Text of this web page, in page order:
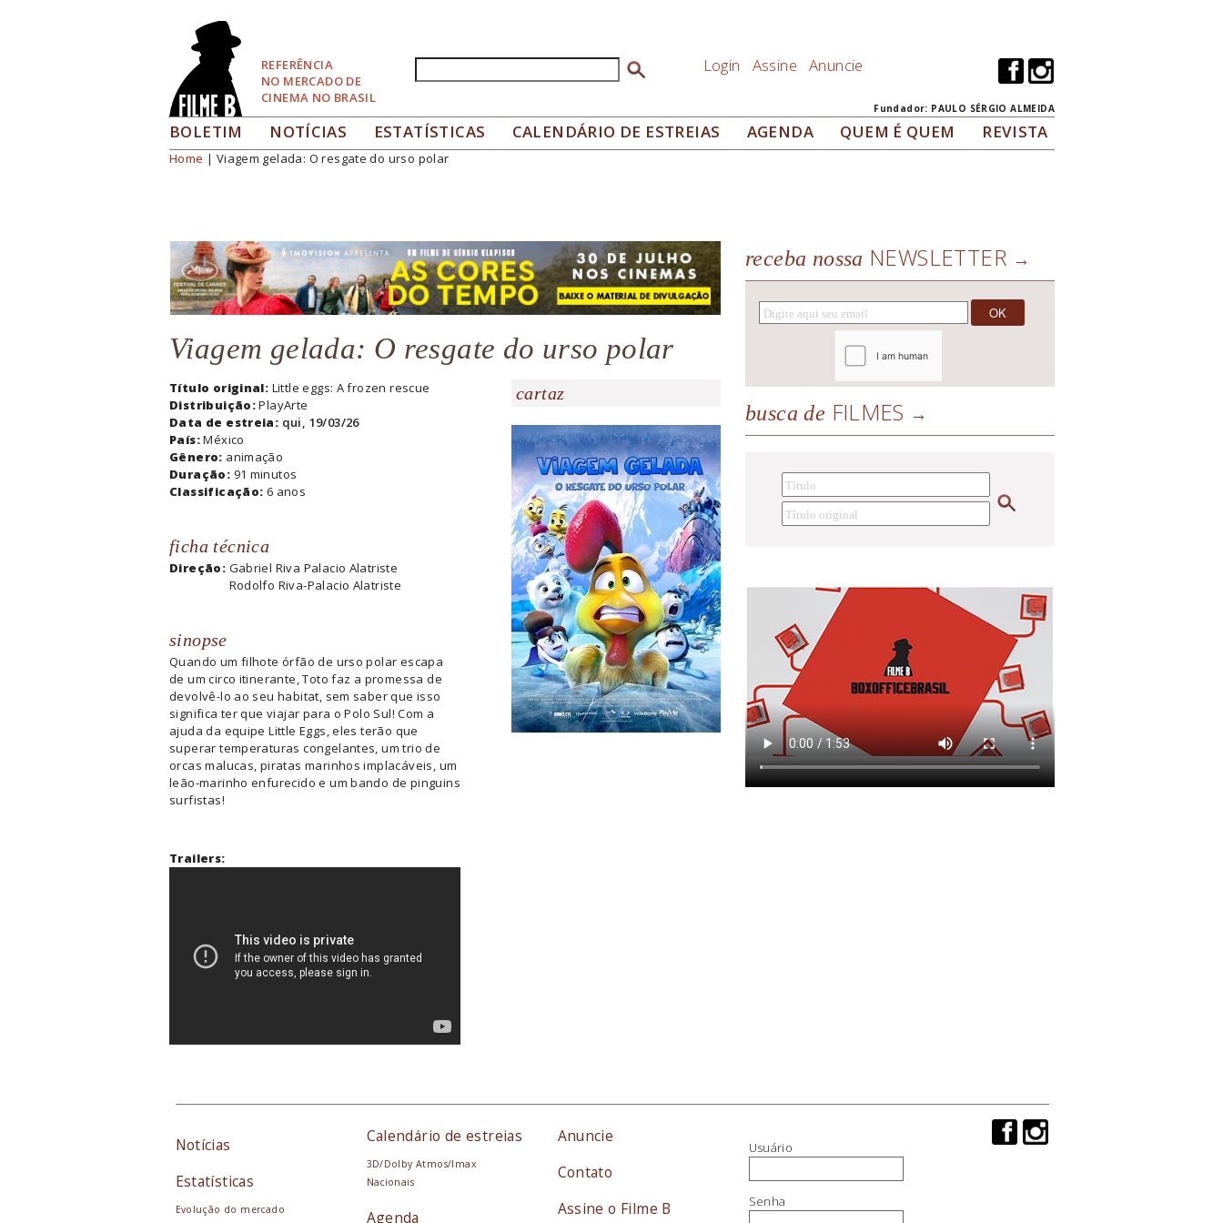
REFERÊNCIA
NO MERCADO DE
CINEMA NO BRASIL
Formulário de busca Login Assine Anuncie
Fundador: PAULO SÉRGIO ALMEIDA
BOLETIM NOTÍCIAS ESTATÍSTICAS CALENDÁRIO DE ESTREIAS AGENDA QUEM É QUEM REVISTA
Você está aqui
Home | Viagem gelada: O resgate do urso polar
Viagem gelada: O resgate do urso polar
Título original: Little eggs: A frozen rescue
Distribuição:PlayArte
Data de estreia: qui, 19/03/26
País:México
Gênero: animação
Duração: 91 minutos
Classificação: 6 anos
ficha técnica
Direção: Gabriel Riva Palacio Alatriste
Rodolfo Riva-Palacio Alatriste
sinopse
Quando um filhote órfão de urso polar escapa
de um circo itinerante, Toto faz a promessa de
devolvê-lo ao seu habitat, sem saber que isso
significa ter que viajar para o Polo Sul! Com a
ajuda da equipe Little Eggs, eles terão que
superar temperaturas congelantes, um trio de
orcas malucas, piratas marinhos implacáveis, um
leão-marinho enfurecido e um bando de pinguins
surfistas!
Trailers:
cartaz
receba nossa NEWSLETTER
busca de FILMES
Notícias
Estatísticas
Evolução do mercado
Calendário de estreias
3D/Dolby Atmos/Imax
Nacionais
Agenda
Anuncie
Contato
Assine o Filme B
Usuário
Senha